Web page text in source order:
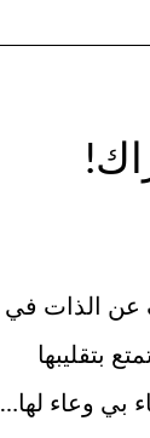
عن الذات في
بتقليبها
بي وعاء لها…